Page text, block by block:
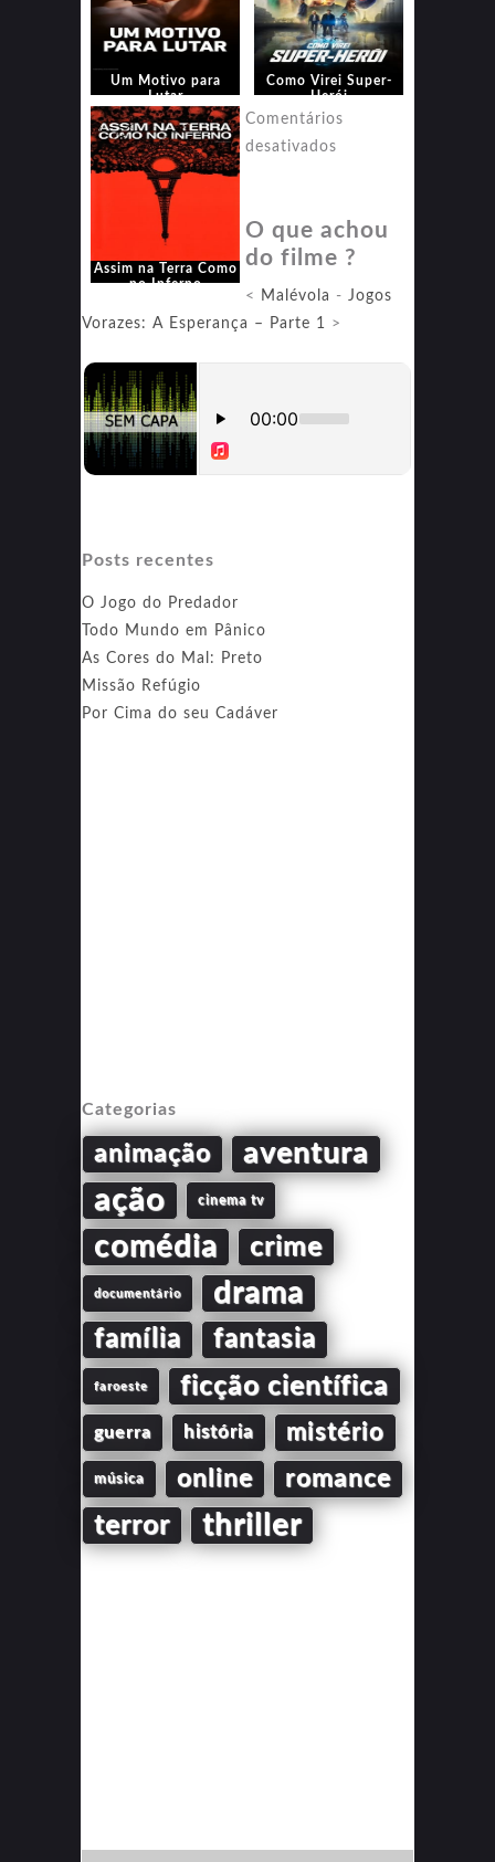
Um Motivo para
Lutar
Como Virei Super-
Herói
Assim na Terra Como
no Inferno
Comentários
desativados
Terra
Como
O que achou
do filme ?
< Malévola - Jogos
Vorazes: A Esperança – Parte 1
>
Posts recentes
O Jogo do Predador
Todo Mundo em Pânico
As Cores do Mal: Preto
Missão Refúgio
Por Cima do seu Cadáver
Categorias
animação aventura
ação cinema tv
comédia crime
documentário drama
família fantasia
faroeste ficção científica
guerra história mistério
música online romance
terror thriller